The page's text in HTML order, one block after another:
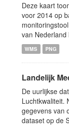
Deze kaart
voor 2014 op
van Nederland
WMS PNG
Landelijk
De uurlijkse
Luchtkwaliteit.
gegevens van
dataset op de